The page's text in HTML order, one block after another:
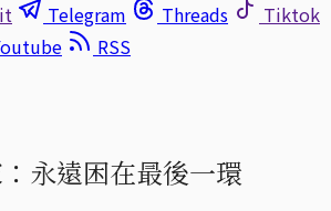
Telegram Threads
Tiktok
RSS
永遠困在最後一環